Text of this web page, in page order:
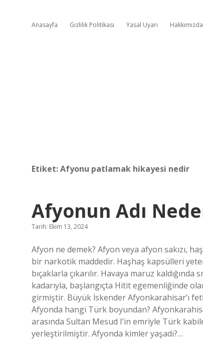
Anasayfa Gizlilik Politikası Yasal Uyarı Hakkımızda
Etiket:Afyonu patlamak hikayesi nedir
Afyonun Adı
Tarih: Ekim 13, 2024
Afyon ne demek? Afyon veya afyon sakızı,
bir narkotik maddedir. Haşhaş kapsülleri
bıçaklarla çıkarılır. Havaya maruz
kadarıyla, başlangıçta Hitit egemenliğinde
girmiştir. Büyük İskender Afyonkarahisar’ı
Afyonda hangi Türk boyundan?
arasında Sultan Mesud I’in emriyle Türk
yerleştirilmiştir. Afyonda kimler yaşadı?…